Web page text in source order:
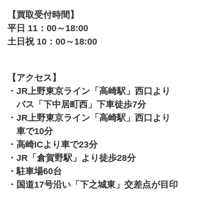
【買取受付時間】
平日 11：00～18:00
土日祝 10：00～18:00
【アクセス】
・JR上野東京ライン「高崎駅」西口より
バス「下中居町西」下車徒歩7分
・JR上野東京ライン「高崎駅」西口より
車で10分
・高崎ICより車で23分
・JR「倉賀野駅」より徒歩28分
・駐車場60台
・国道17号沿い「下之城東」交差点が目印